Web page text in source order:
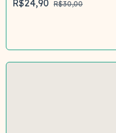
R$24,90 R$30,00